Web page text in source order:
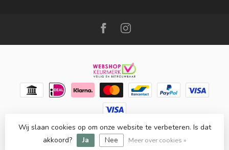
© Copyright 2026 Meubello®- Powered byLightspeed -
Lightspeed designby Dyvelopment
Wij slaan cookies op om onze website te verbeteren. Is dat
akkoord?
Ja Nee Meer over cookies »